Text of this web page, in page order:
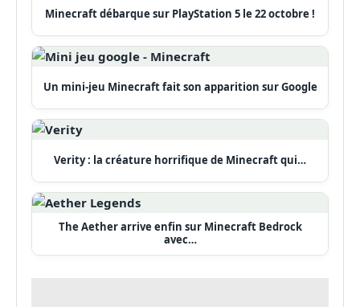
Minecraft débarque sur PlayStation 5 le 22 octobre !
Un mini-jeu Minecraft fait son apparition sur Google
Verity : la créature horrifique de Minecraft qui…
The Aether arrive enfin sur Minecraft Bedrock
avec…